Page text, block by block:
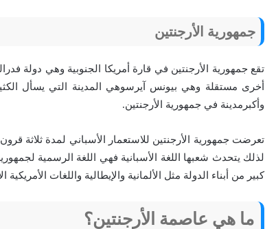
جمهورية الأرجنتين
أخرى مستقلة وهي بيونس آيرسوهي المدينة التي يسأل
وأكبرمدينة في جمهورية الأرجنتين.
لذلك يتحدث شعبها اللغة الأسبانية فهي اللغة الرسمية
كبير من أبناء الدولة مثل الألمانية والإيطالية واللغات الأمريكية
ما هي عاصمة الأرجنتين؟